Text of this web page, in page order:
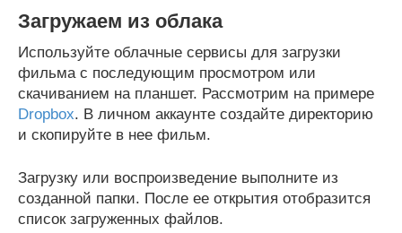
Загружаем из облака
Используйте облачные сервисы для загрузки
фильма с последующим просмотром или
скачиванием на планшет. Рассмотрим на примере
Dropbox. В личном аккаунте создайте директорию
и скопируйте в нее фильм.
Загрузку или воспроизведение выполните из
созданной папки. После ее открытия отобразится
список загруженных файлов.